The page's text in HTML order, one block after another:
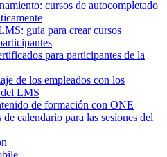
cursos de autocompletado
guía para crear cursos
para participantes de la
de los empleados con los
LMS
de formación con ONE
calendario para las sesiones del